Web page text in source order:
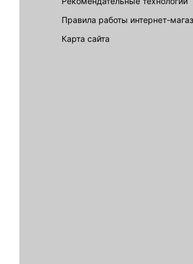
Правила работы интернет-
карта сайта